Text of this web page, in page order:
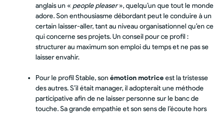
anglais un « people pleaser», quelqu’un que tout le monde
adore. Son enthousiasme débordant peut le conduire à un
certain laisser-aller, tant au niveau organisationnel qu’en ce
qui concerne ses projets. Un conseil pour ce profil :
structurer au maximum son emploi du temps et ne pas se
laisser envahir.
Pour le profil Stable, son émotion motriceest la tristesse
des autres. S’il était manager, il adopterait une méthode
participative afin de ne laisser personne sur le banc de
touche. Sa grande empathie et son sens de l’écoute hors